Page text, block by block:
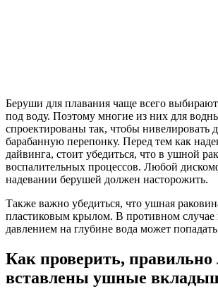
удостовериться, но они установлены
изделия должны ровно настолько, чтобы
извлечь, сжав кончик двумя пальцами
Необходимо посмотреть на себя в зеркало,
слишком заметны,придется повторить
– проверить, слышно ли громкие звуки.
Беруши для сна с
шумоподавлением
Ушные вкладки для сна имеют форму
внешняя часть изготавливается из
зону помещается акустический фильтр.